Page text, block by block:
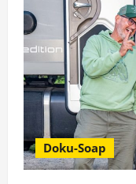
i
o
n
Doku-Soap